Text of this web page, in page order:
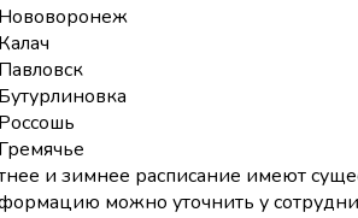
и зимнее расписание имеют
можно уточнить у